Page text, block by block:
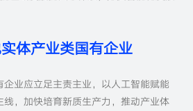
体产业类国有企业
企业应立足主责主业，以人工智能赋能
线，加快培育新质生产力，推动产业体